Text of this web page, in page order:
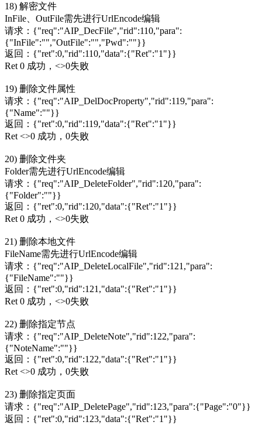
18) 解密文件
InFile、OutFile需先进行UrlEncode编辑
请求：{"req":"AIP_DecFile","rid":110,"para":
{"InFile":"","OutFile":"","Pwd":""}}
返回：{"ret":0,"rid":110,"data":{"Ret":"1"}}
Ret 0 成功，<>0失败
19) 删除文件属性
请求：{"req":"AIP_DelDocProperty","rid":119,"para":
{"Name":""}}
返回：{"ret":0,"rid":119,"data":{"Ret":"1"}}
Ret <>0 成功，0失败
20) 删除文件夹
Folder需先进行UrlEncode编辑
请求：{"req":"AIP_DeleteFolder","rid":120,"para":
{"Folder":""}}
返回：{"ret":0,"rid":120,"data":{"Ret":"1"}}
Ret 0 成功，<>0失败
21) 删除本地文件
FileName需先进行UrlEncode编辑
请求：{"req":"AIP_DeleteLocalFile","rid":121,"para":
{"FileName":""}}
返回：{"ret":0,"rid":121,"data":{"Ret":"1"}}
Ret 0 成功，<>0失败
22) 删除指定节点
请求：{"req":"AIP_DeleteNote","rid":122,"para":
{"NoteName":""}}
返回：{"ret":0,"rid":122,"data":{"Ret":"1"}}
Ret <>0 成功，0失败
23) 删除指定页面
请求：{"req":"AIP_DeletePage","rid":123,"para":{"Page":"0"}}
返回：{"ret":0,"rid":123,"data":{"Ret":"1"}}